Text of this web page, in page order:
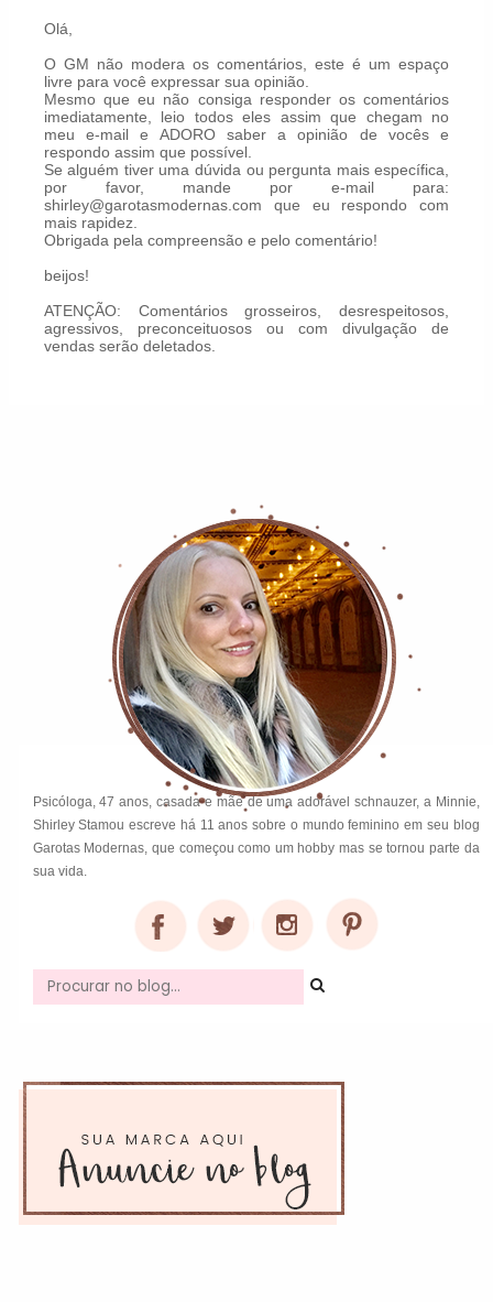
Olá,
O GM não modera os comentários, este é um espaço
livre para você expressar sua opinião.
Mesmo que eu não consiga responder os comentários
imediatamente, leio todos eles assim que chegam no
meu e-mail e ADORO saber a opinião de vocês e
respondo assim que possível.
Se alguém tiver uma dúvida ou pergunta mais específica,
por favor, mande por e-mail para:
shirley@garotasmodernas.com que eu respondo com
mais rapidez.
Obrigada pela compreensão e pelo comentário!
beijos!
ATENÇÃO: Comentários grosseiros, desrespeitosos,
agressivos, preconceituosos ou com divulgação de
vendas serão deletados.
Psicóloga, 47 anos, casada e mãe de uma adorável schnauzer, a Minnie,
Shirley Stamou escreve há 11 anos sobre o mundo feminino em seu blog
Garotas Modernas, que começou como um hobby mas se tornou parte da
sua vida.